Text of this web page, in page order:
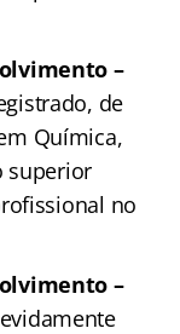
–
de
Química,
superior
no
–